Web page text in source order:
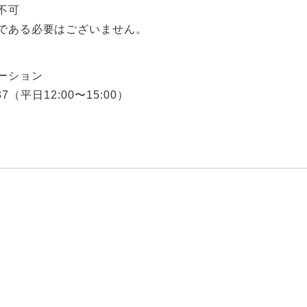
可
る必要はございません。
ション
（平日12:00〜15:00）